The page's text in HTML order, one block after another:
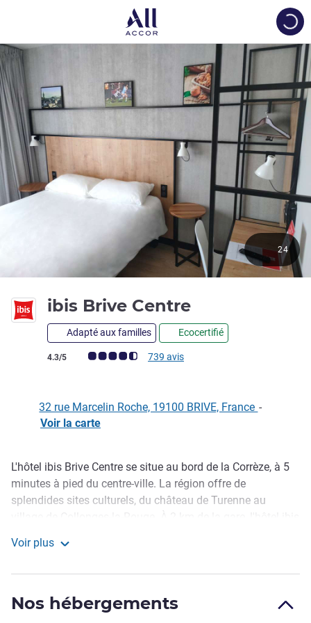
ibis Brive Centre
Adapté aux familles Ecocertifié
Note Avis clients (Note ALL)
4.3/5 739 avis
24
32 rue Marcelin Roche, 19100 BRIVE, France -
Voir la carte
Description
L'hôtel ibis Brive Centre se situe au bord de la Corrèze, à 5
minutes à pied du centre-ville. La région offre de
splendides sites culturels, du château de Turenne au
climatisées avec Wi-Fi offert. L'hôtel dispose d'une salle de
restaurants et un parking public gratuit.
Voir plus
Nos hébergements